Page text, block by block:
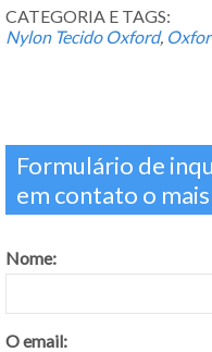
CATEGORIA E TAGS:
Nylon Tecido Oxford,
Formulário de
em contato o
Nome:
O email: